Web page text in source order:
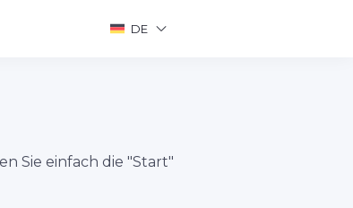
DE
Sie einfach die "Start"